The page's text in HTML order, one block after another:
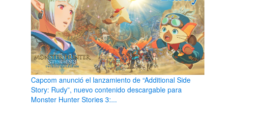
Capcom anunció el lanzamiento de “Additional Side
Story: Rudy”, nuevo contenido descargable para
Monster Hunter Stories 3:...